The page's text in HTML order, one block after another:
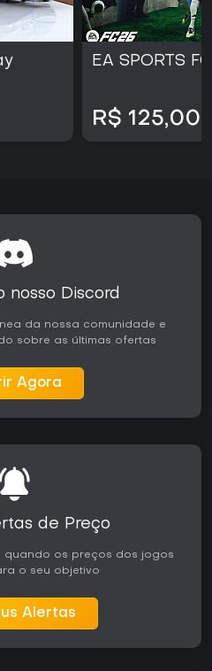
EA SPORTS
R$ 125,00
nosso Discord
da nossa comunidade e
sobre as últimas ofertas
Agora
de Preço
quando os preços dos jogos
o seu objetivo
Alertas